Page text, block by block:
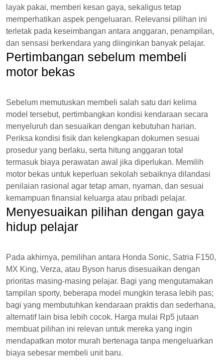
layak pakai, memberi kesan gaya, sekaligus tetap
memperhatikan aspek pengeluaran. Relevansi pilihan ini
terletak pada keseimbangan antara anggaran, penampilan,
dan sensasi berkendara yang diinginkan banyak pelajar.
Pertimbangan sebelum membeli
motor bekas
Sebelum memutuskan membeli salah satu dari kelima
model tersebut, pertimbangkan kondisi kendaraan secara
menyeluruh dan sesuaikan dengan kebutuhan harian.
Periksa kondisi fisik dan kelengkapan dokumen sesuai
prosedur yang berlaku, serta hitung anggaran total
termasuk biaya perawatan awal jika diperlukan. Memilih
motor bekas untuk keperluan sekolah sebaiknya dilandasi
penilaian rasional agar tetap aman, nyaman, dan sesuai
kemampuan finansial keluarga atau pribadi pelajar.
Menyesuaikan pilihan dengan gaya
hidup pelajar
Pada akhirnya, pemilihan antara Honda Sonic, Satria F150,
MX King, Verza, atau Byson harus disesuaikan dengan
prioritas masing-masing pelajar. Bagi yang mengutamakan
tampilan sporty, beberapa model mungkin terasa lebih pas;
bagi yang membutuhkan kendaraan praktis dan sederhana,
alternatif lain bisa lebih cocok. Harga mulai Rp5 jutaan
membuat pilihan ini relevan untuk mereka yang ingin
mendapatkan motor murah bertenaga tanpa mengeluarkan
biaya sebesar membeli unit baru.